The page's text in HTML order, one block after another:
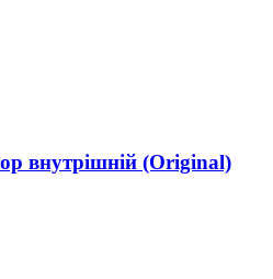
внутрішній (Original)